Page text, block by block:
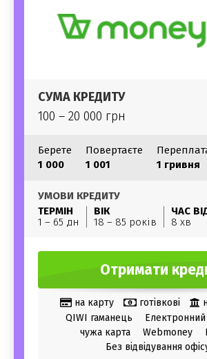
СУМА КРЕДИТУ
100 – 20 000 грн
Берете
1 000
Повертаєте
1 001
1 гривня
УМОВИ КРЕДИТУ
ТЕРМІН
1 – 65 дн
ВІК
18 – 85 років
ЧАС
8 хв
Отримати
на карту готівкові
QIWI гаманець
чужа карта
Webmoney
Без відвідування